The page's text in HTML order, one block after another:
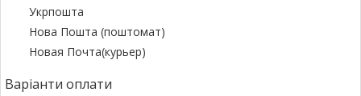
Укрпошта
Нова Пошта (поштомат)
Новая Почта(курьер)
Варіанти оплати